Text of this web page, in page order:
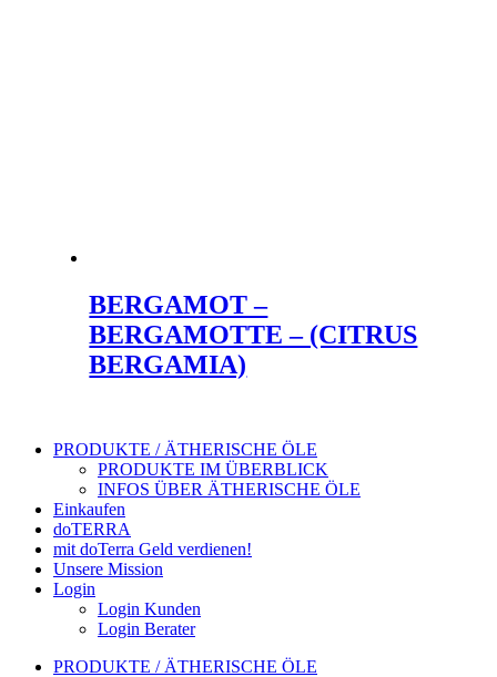
BERGAMOT –
BERGAMOTTE – (CITRUS
BERGAMIA)
PRODUKTE / ÄTHERISCHE ÖLE
PRODUKTE IM ÜBERBLICK
INFOS ÜBER ÄTHERISCHE ÖLE
Einkaufen
doTERRA
mit doTerra Geld verdienen!
Unsere Mission
Login
Login Kunden
Login Berater
PRODUKTE / ÄTHERISCHE ÖLE